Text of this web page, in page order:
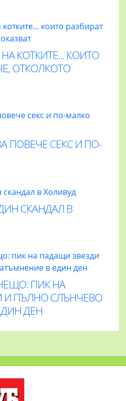
КОТКИТЕ... КОИТО
ОТКОЛКОТО
ПОВЕЧЕ СЕКС И ПО-
СКАНДАЛ В
ПИК НА
И ПЪЛНО СЛЪНЧЕВО
ДЕН